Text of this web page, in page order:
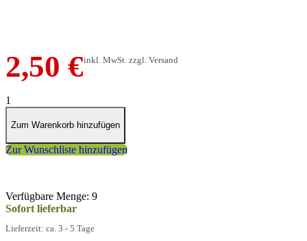
inkl. MwSt. zzgl. Versand
2,50 €
1
Zum Warenkorb hinzufügen
Zur Wunschliste hinzufügen
Verfügbare Menge: 9
Sofort lieferbar
Lieferzeit: ca. 3 - 5 Tage